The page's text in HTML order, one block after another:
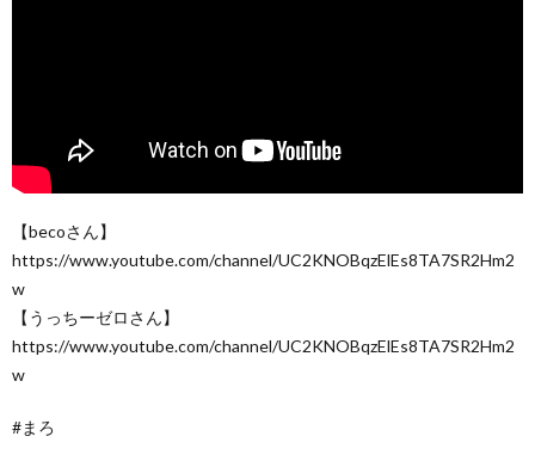
【becoさん】
https://www.youtube.com/channel/UC2KNOBqzElEs8TA7SR2Hm2
w
【うっちーゼロさん】
https://www.youtube.com/channel/UC2KNOBqzElEs8TA7SR2Hm2
w
#まろ